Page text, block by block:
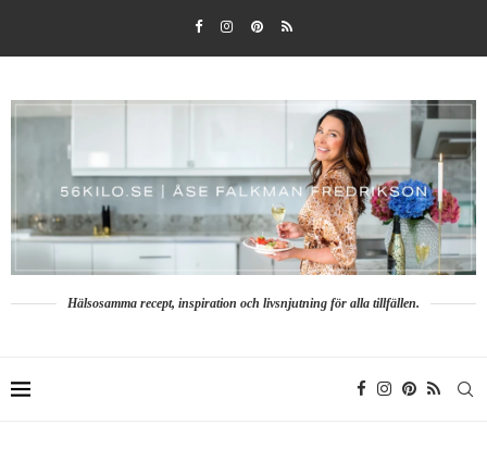
Hälsosamma recept, inspiration och livsnjutning för alla tillfällen.